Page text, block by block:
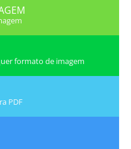
formato de imagem
PDF